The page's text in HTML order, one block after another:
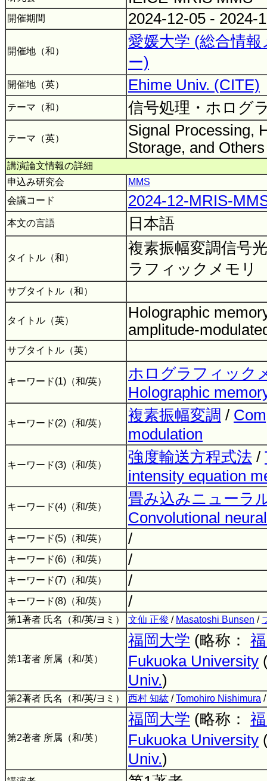
開催期間 2024-12-05 - 2024-
開催地（和）
愛媛大学 (総合情
ー)
開催地（英） Ehime Univ. (CITE)
テーマ（和） 信号処理・ホログ
テーマ（英）
Signal Processing,
Storage, and
講演論文情報の詳細
申込み研究会
MMS
会議コード
2024-12-MRIS-
本文の言語 日本語
タイトル（和）
複素振幅変調信号
ラフィックメモリ
サブタイトル（和）
タイトル（英）
Holographic
amplitude-
サブタイトル（英）
キーワード(1)（和/英）
ホログラフィック
Holographic
キーワード(2)（和/英） 複素振幅変調 /
modulation
キーワード(3)（和/英） 強度輸送方程式法 /
intensity equation
キーワード(4)（和/英）
畳み込みニューラ
Convolutional
キーワード(5)（和/英） /
キーワード(6)（和/英） /
キーワード(7)（和/英） /
キーワード(8)（和/英） /
第1著者 氏名（和/英/ヨミ） 文仙 正俊 / Masatoshi Bunsen /
第1著者 所属（和/英）
福岡大学 (略称：
Fukuoka University
Univ.)
第2著者 氏名（和/英/ヨミ） 西村 知紘 /Tomohiro Nishimura
第2著者 所属（和/英）
福岡大学 (略称：
Fukuoka University
Univ.)